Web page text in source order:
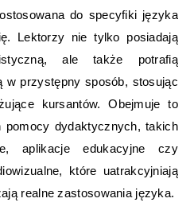
do specyfiki języka
Lektorzy nie tylko posiadają
ale także potrafią
w przystępny sposób, stosując
kursantów. Obejmuje to
pomocy dydaktycznych, takich
aplikacje edukacyjne czy
które uatrakcyjniają
realne zastosowania języka.